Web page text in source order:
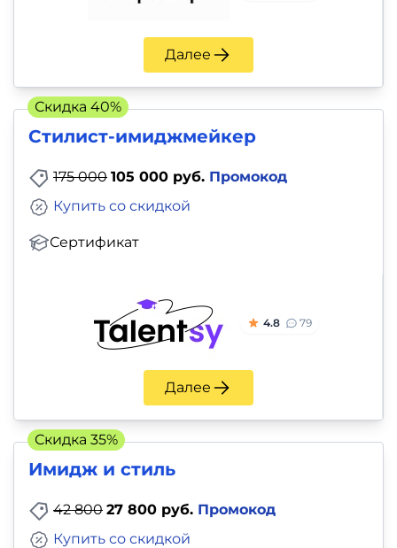
Далее
Стилист-имиджмейкер
175 000 105 000 руб. Промокод
Сертификат
Купить со скидкой
4.8 79
Далее
Скидка 40%
Имидж и стиль
42 800 27 800 руб. Промокод
Купить со скидкой
Скидка 35%